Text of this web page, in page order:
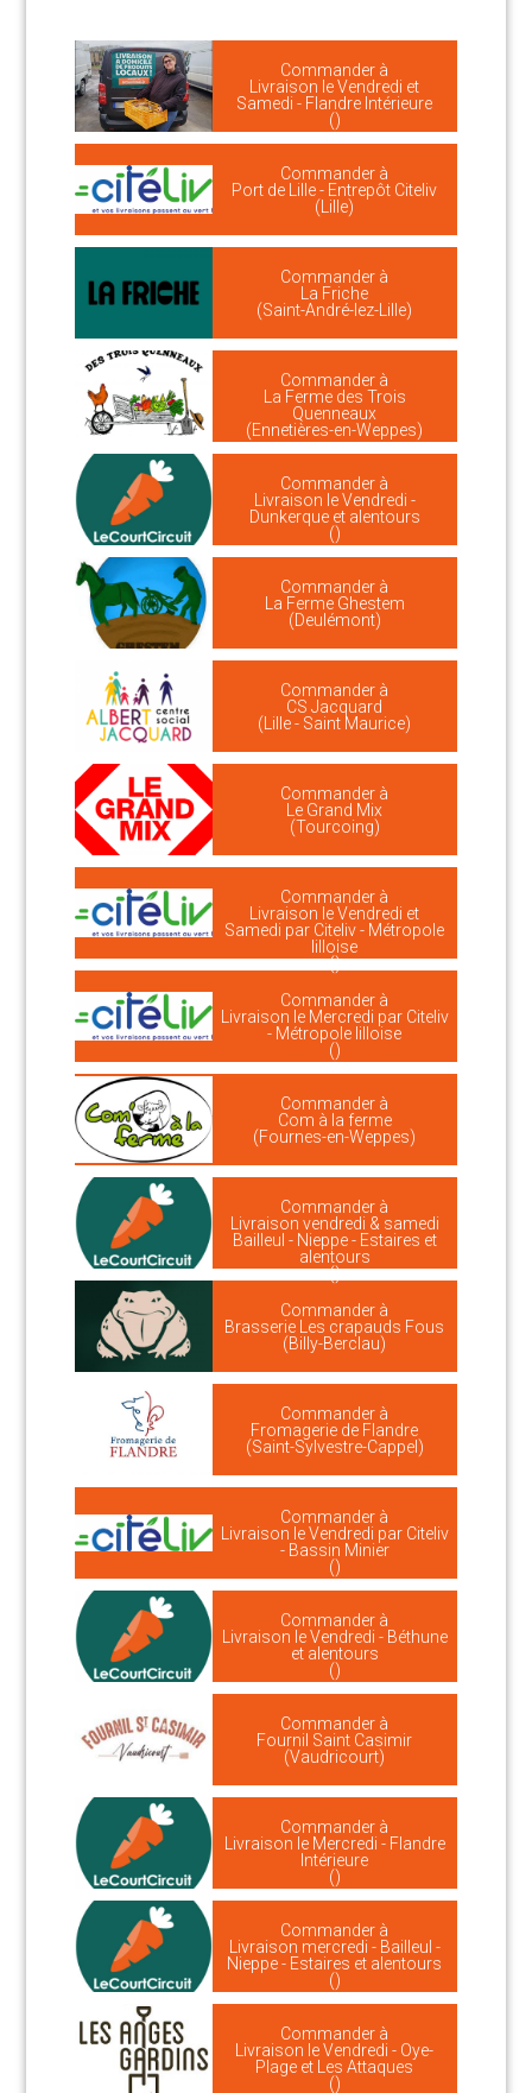
Commander à
Livraison le Vendredi et
Samedi - Flandre Intérieure
()
Commander à
Port de Lille - Entrepôt Citeliv
(Lille)
Commander à
La Friche
(Saint-André-lez-Lille)
Commander à
La Ferme des Trois
Quenneaux
(Ennetières-en-Weppes)
Commander à
Livraison le Vendredi -
Dunkerque et alentours
()
Commander à
La Ferme Ghestem
(Deulémont)
Commander à
CS Jacquard
(Lille - Saint Maurice)
Commander à
Le Grand Mix
(Tourcoing)
Commander à
Livraison le Vendredi et
Samedi par Citeliv - Métropole
lilloise
()
Commander à
Livraison le Mercredi par Citeliv
- Métropole lilloise
()
Commander à
Com à la ferme
(Fournes-en-Weppes)
Commander à
Livraison vendredi & samedi
Bailleul - Nieppe - Estaires et
alentours
()
Commander à
Brasserie Les crapauds Fous
(Billy-Berclau)
Commander à
Fromagerie de Flandre
(Saint-Sylvestre-Cappel)
Commander à
Livraison le Vendredi par Citeliv
- Bassin Minier
()
Commander à
Livraison le Vendredi - Béthune
et alentours
()
Commander à
Fournil Saint Casimir
(Vaudricourt)
Commander à
Livraison le Mercredi - Flandre
Intérieure
()
Commander à
Livraison mercredi - Bailleul -
Nieppe - Estaires et alentours
()
Commander à
Livraison le Vendredi - Oye-
Plage et Les Attaques
()